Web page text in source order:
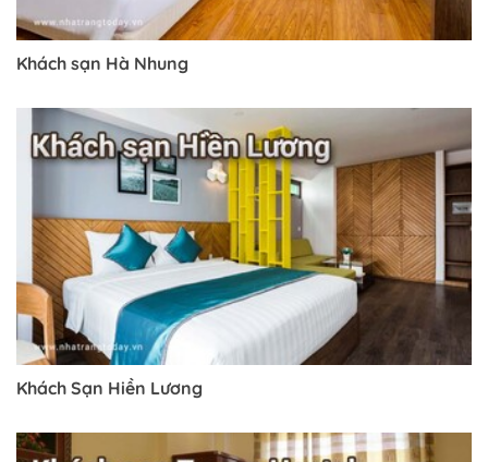
Khách sạn Hà Nhung
Khách Sạn Hiền Lương